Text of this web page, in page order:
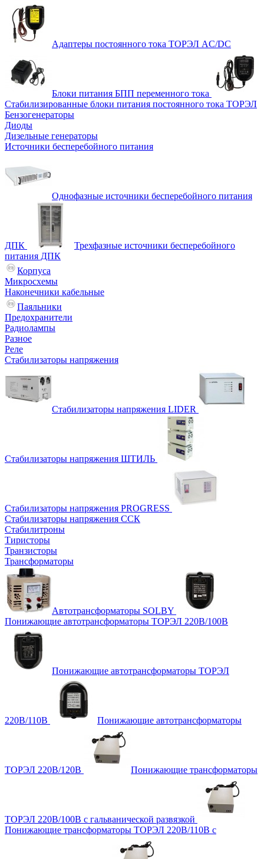
Адаптеры постоянного тока ТОРЭЛ AC/DC
Блоки питания БПП переменного тока
Стабилизированные блоки питания постоянного тока ТОРЭЛ
Бензогенераторы
Диоды
Дизельные генераторы
Источники бесперебойного питания
Однофазные источники бесперебойного питания
ДПК
Трехфазные источники бесперебойного
питания ДПК
Корпуса
Микросхемы
Наконечники кабельные
Паяльники
Предохранители
Радиолампы
Разное
Реле
Стабилизаторы напряжения
Стабилизаторы напряжения LIDER
Стабилизаторы напряжения ШТИЛЬ
Стабилизаторы напряжения PROGRESS
Стабилизаторы напряжения ССК
Стабилитроны
Тиристоры
Транзисторы
Трансформаторы
Автотрансформаторы SOLBY
Понижающие автотрансформаторы ТОРЭЛ 220В/100В
Понижающие автотрансформаторы ТОРЭЛ
220В/110В Понижающие автотрансформаторы
ТОРЭЛ 220В/120В Понижающие трансформаторы
ТОРЭЛ 220В/100В с гальванической развязкой
Понижающие трансформаторы ТОРЭЛ 220В/110В с